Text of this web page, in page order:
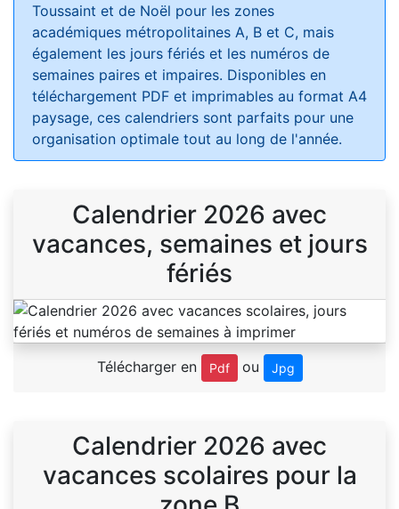
Toussaint et de Noël pour les zones
académiques métropolitaines A, B et C, mais
également les jours fériés et les numéros de
semaines paires et impaires. Disponibles en
téléchargement PDF et imprimables au format A4
paysage, ces calendriers sont parfaits pour une
organisation optimale tout au long de l'année.
Calendrier 2026 avec
vacances, semaines et jours
fériés
Télécharger en Pdf ou Jpg
Calendrier 2026 avec
vacances scolaires pour la